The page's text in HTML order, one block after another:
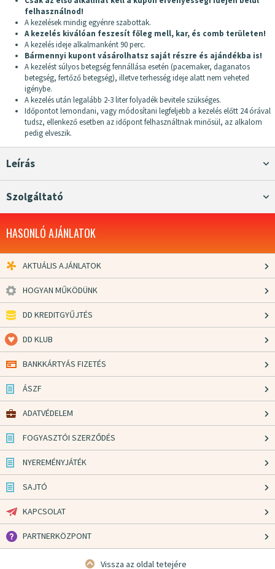
felhasználnod!
A kezelések mindig egyénre szabottak.
A kezelés kiválóan feszesít főleg mell, kar, és comb területen!
A kezelés ideje alkalmanként 90 perc.
Bármennyi kupont vásárolhatsz saját részre és ajándékba is!
A kezelést súlyos betegség fennállása esetén (pacemaker, daganatos
betegség, fertőző betegség), illetve terhesség ideje alatt nem veheted
igénybe.
A kezelés után legalább 2-3 liter folyadék bevitele szükséges.
Időpontot lemondani, vagy módosítani legfeljebb a kezelés előtt 24 órával
tudsz, ellenkező esetben az időpont felhasználtnak minősül, az alkalom
pedig elveszik.
Leírás
Szolgáltató
HASONLÓ AJÁNLATOK
AKTUÁLIS AJÁNLATOK
HOGYAN MŰKÖDÜNK
DD KREDITGYŰJTÉS
DD KLUB
BANKKÁRTYÁS FIZETÉS
ÁSZF
ADATVÉDELEM
FOGYASZTÓI SZERZŐDÉS
NYEREMÉNYJÁTÉK
SAJTÓ
KAPCSOLAT
PARTNERKÖZPONT
Vissza az oldal tetejére